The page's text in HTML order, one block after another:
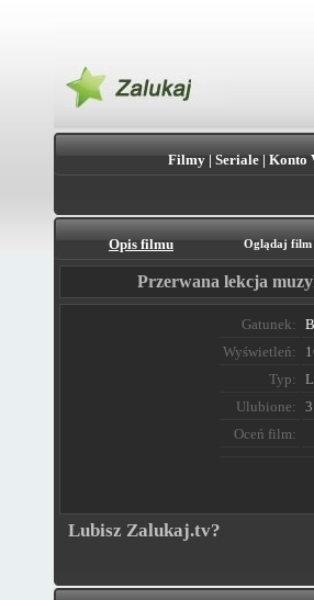
Filmy| Seriale| Konto
Opis filmu Oglądaj film
Przerwana lekcja
Gatunek:
Wyświetleń:
Typ:
Ulubione:
Oceń film:
Lubisz Zalukaj.tv?